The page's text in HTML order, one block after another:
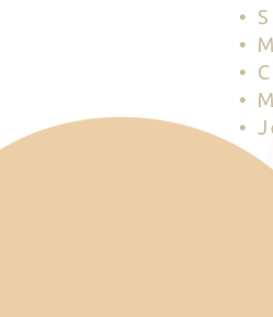
•
•
•
•
•